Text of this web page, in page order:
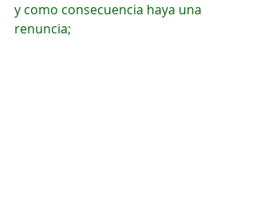
y como consecuencia haya una
renuncia;